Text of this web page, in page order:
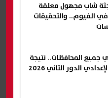
شاب مجهول معلقة
الفيوم.. والتحقيقات
جميع المحافظات.. نتيجة
الدور الثاني 2026